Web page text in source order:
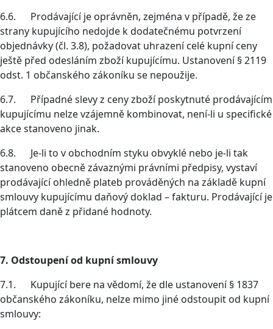
6.6. Prodávající je oprávněn, zejména v případě, že ze
strany kupujícího nedojde k dodatečnému potvrzení
objednávky (čl. 3.8), požadovat uhrazení celé kupní ceny
ještě před odesláním zboží kupujícímu. Ustanovení § 2119
odst. 1 občanského zákoníku se nepoužije.
6.7. Případné slevy z ceny zboží poskytnuté prodávajícím
kupujícímu nelze vzájemně kombinovat, není-li u specifické
akce stanoveno jinak.
6.8. Je-li to v obchodním styku obvyklé nebo je-li tak
stanoveno obecně závaznými právními předpisy, vystaví
prodávající ohledně plateb prováděných na základě kupní
smlouvy kupujícímu daňový doklad – fakturu. Prodávající je
plátcem daně z přidané hodnoty.
7. Odstoupení od kupní smlouvy
7.1. Kupující bere na vědomí, že dle ustanovení § 1837
občanského zákoníku, nelze mimo jiné odstoupit od kupní
smlouvy: